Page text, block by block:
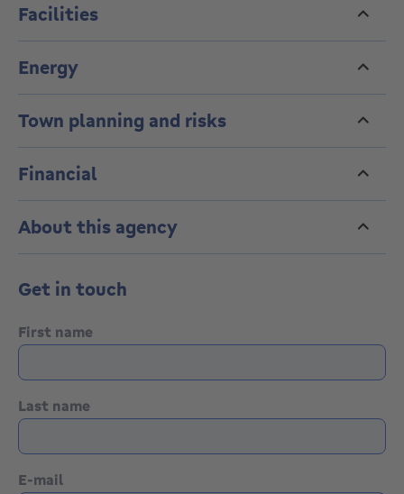
Referentie: 5672
Facilities
Energy
Town planning and risks
Financial
About this agency
Get in touch
First name
Last name
E-mail